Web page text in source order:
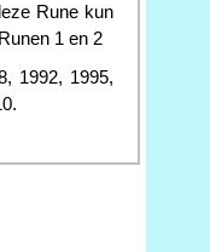
Rune kun
1 en 2
1992, 1995,